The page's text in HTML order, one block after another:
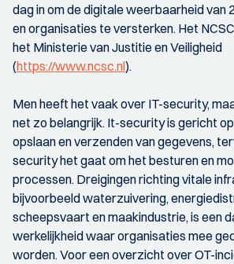
dag in om de digitale weerbaarheid van
en organisaties te versterken. Het
het Ministerie van Justitie en Veiligheid
(https://www.ncsc.nl).
Men heeft het vaak over IT-security,
net zo belangrijk. It-security is gericht
opslaan en verzenden van gegevens,
security het gaat om het besturen en
processen. Dreigingen richting vitale
bijvoorbeeld waterzuivering,
scheepsvaart en maakindustrie, is een
werkelijkheid waar organisaties mee
worden. Voor een overzicht over OT-